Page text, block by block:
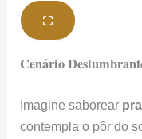
Cenário
Imagine saborear
contempla o pôr do